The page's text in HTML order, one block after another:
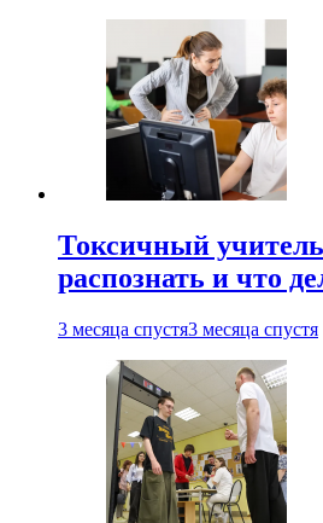
Токсичный
распознать и что
3 месяца спустя3 месяца спустя